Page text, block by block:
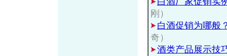
刚）
白酒促销为哪般
奇）
酒类产品展示技